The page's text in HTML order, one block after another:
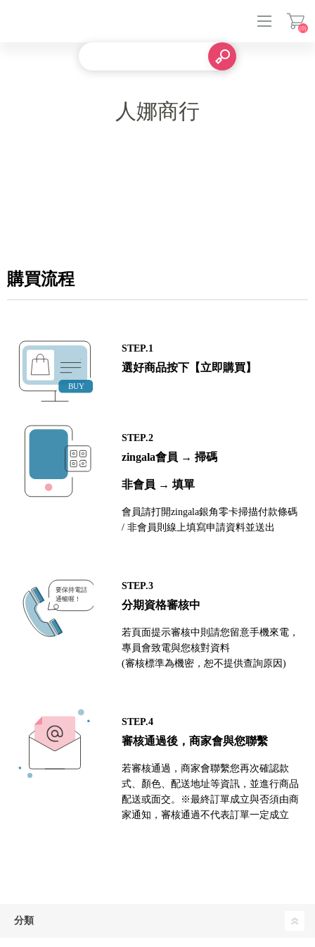
(0)
人娜商行
購買流程
STEP.1
選好商品按下【立即購買】
STEP.2
zingala會員 → 掃碼
非會員 → 填單
會員請打開zingala銀角零卡掃描付款條碼
/ 非會員則線上填寫申請資料並送出
STEP.3
分期資格審核中
若頁面提示審核中則請您留意手機來電，
專員會致電與您核對資料
(審核標準為機密，恕不提供查詢原因)
STEP.4
審核通過後，商家會與您聯繫
若審核通過，商家會聯繫您再次確認款
式、顏色、配送地址等資訊，並進行商品
配送或面交。※最終訂單成立與否須由商
家通知，審核通過不代表訂單一定成立
分類